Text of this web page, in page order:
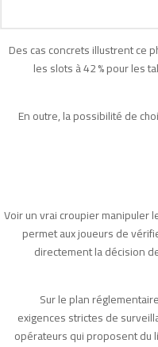
Des cas concrets illustrent ce
les slots à 42 % pour les
En outre, la possibilité de
Voir un vrai croupier manipuler
permet aux joueurs de
directement la décision
Sur le plan
exigences strictes de
opérateurs qui proposent du